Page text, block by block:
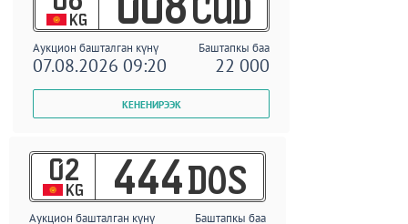
KG CUD
Аукцион башталган күнү Баштапкы баа
07.08.2026 09:20 22 000
02
KG 444 DOS
Аукцион башталган күнү Баштапкы баа